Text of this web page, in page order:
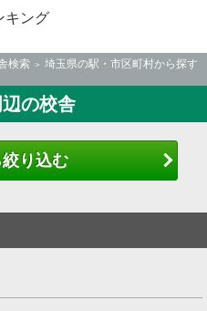
キング
検索
埼玉県の駅・市区町村から探す
の校舎
絞り込む